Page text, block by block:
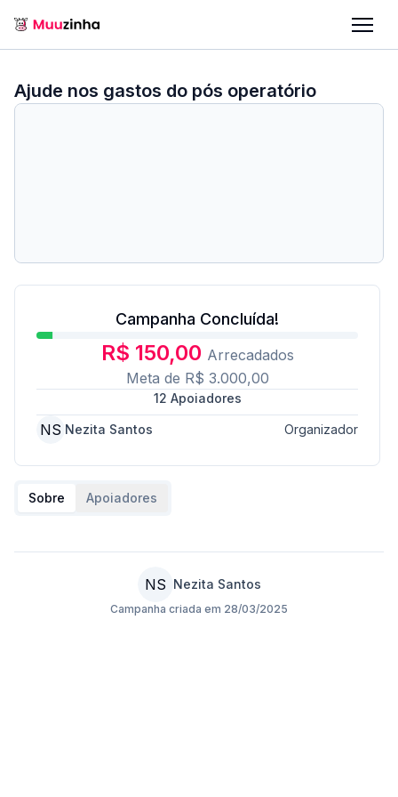
Ajude nos gastos do pós operatório
Campanha Concluída!
R$ 150,00 Arrecadados
Meta de R$ 3.000,00
12 Apoiadores
NS Nezita Santos Organizador
Sobre Apoiadores
NS Nezita Santos
Campanha criada em 28/03/2025